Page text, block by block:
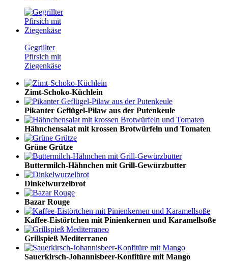
Gegrillter
Pfirsich mit
Ziegenkäse
Zimt-Schoko-Küchlein
Pikanter Geflügel-Pilaw aus der Putenkeule
Hähnchensalat mit krossen Brotwürfeln und Tomaten
Grüne Grütze
Buttermilch-Hähnchen mit Grill-Gewürzbutter
Dinkelwurzelbrot
Bazar Rouge
Kaffee-Eistörtchen mit Pinienkernen und Karamellsoße
Grillspieß Mediterraneo
Sauerkirsch-Johannisbeer-Konfitüre mit Mango